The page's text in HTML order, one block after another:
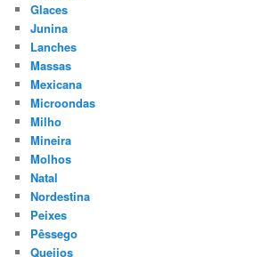
Glaces
Junina
Lanches
Massas
Mexicana
Microondas
Milho
Mineira
Molhos
Natal
Nordestina
Peixes
Pêssego
Queijos